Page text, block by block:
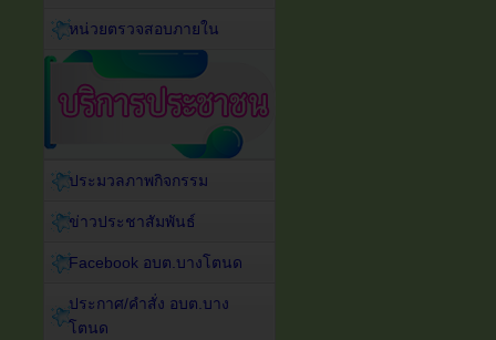
หน่วยตรวจสอบภายใน
ประมวลภาพกิจกรรม
ข่าวประชาสัมพันธ์
Facebook อบต.บางโตนด
ประกาศ/คำสั่ง อบต.บาง
โตนด